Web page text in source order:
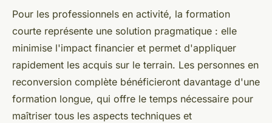
Pour les professionnels en activité, la formation
courte représente une solution pragmatique : elle
minimise l'impact financier et permet d'appliquer
rapidement les acquis sur le terrain. Les personnes en
reconversion complète bénéficieront davantage d'une
formation longue, qui offre le temps nécessaire pour
maîtriser tous les aspects techniques et